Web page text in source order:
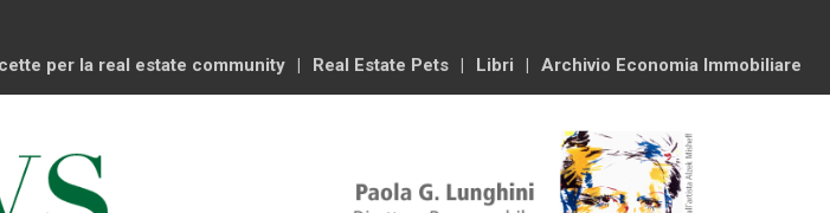
per la real estate community Real Estate Pets Libri Archivio Economia Immobiliare